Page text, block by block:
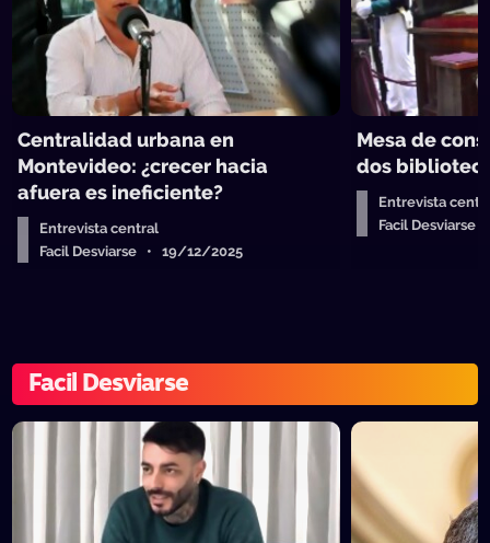
Centralidad urbana en
Montevideo: ¿crecer hacia
afuera es ineficiente?
Entrevista central
Facil Desviarse • 19/12/2025
Mesa de
dos
Entrevista
Facil Desviarse
Facil Desviarse